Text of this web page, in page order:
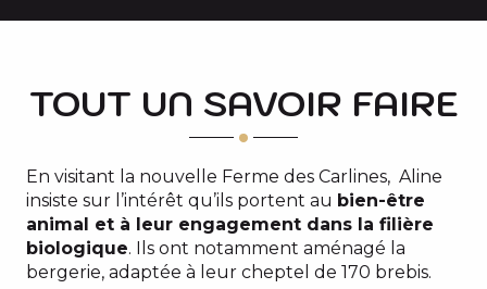
TOUT UN SAVOIR FAIRE
En visitant la nouvelle Ferme des Carlines, Aline
insiste sur l’intérêt qu’ils portent au bien-être
animal et à leur engagement dans la filière
biologique. Ils ont notamment aménagé la
bergerie, adaptée à leur cheptel de 170 brebis.